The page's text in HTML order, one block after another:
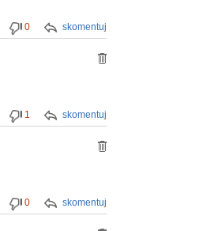
skomentuj
0
skomentuj
1
skomentuj
0